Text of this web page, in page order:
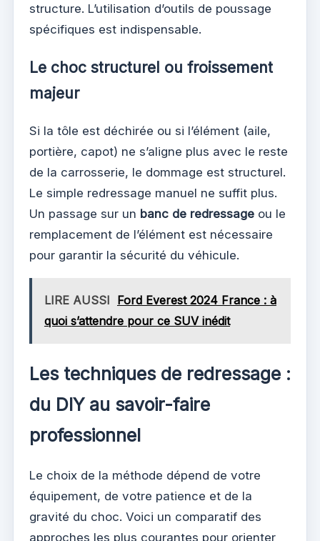
structure. L’utilisation d’outils de poussage
spécifiques est indispensable.
Le choc structurel ou froissement
majeur
Si la tôle est déchirée ou si l’élément (aile,
portière, capot) ne s’aligne plus avec le reste
de la carrosserie, le dommage est structurel.
Le simple redressage manuel ne suffit plus.
Un passage sur un banc de redressage ou le
remplacement de l’élément est nécessaire
pour garantir la sécurité du véhicule.
LIRE AUSSI Ford Everest 2024 France : à
quoi s’attendre pour ce SUV inédit
Les techniques de redressage :
du DIY au savoir-faire
professionnel
Le choix de la méthode dépend de votre
équipement, de votre patience et de la
gravité du choc. Voici un comparatif des
approches les plus courantes pour orienter